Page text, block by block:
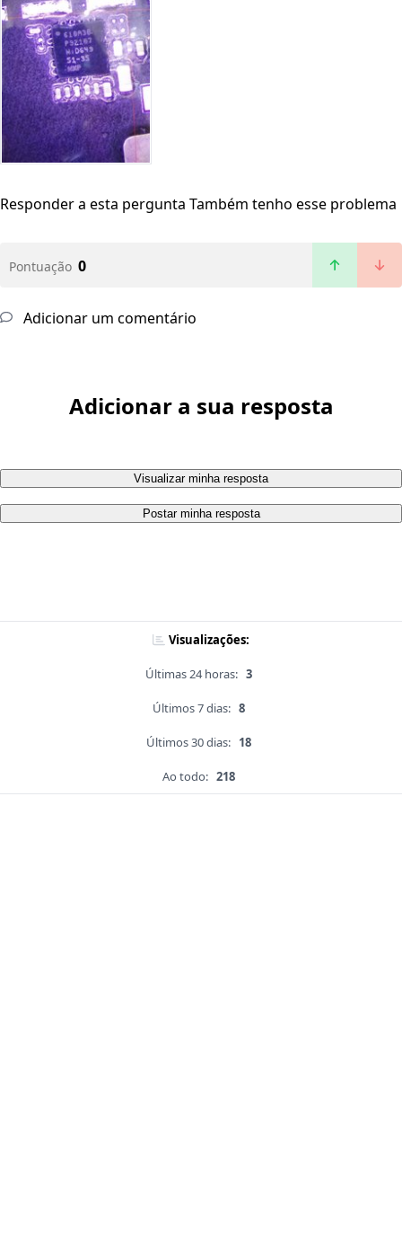
Responder a esta pergunta Também tenho esse problema
Pontuação 0
Adicionar um comentário
Adicionar a sua resposta
Visualizar minha resposta
Postar minha resposta
Visualizações:
Últimas 24 horas: 3
Últimos 7 dias: 8
Últimos 30 dias: 18
Ao todo: 218